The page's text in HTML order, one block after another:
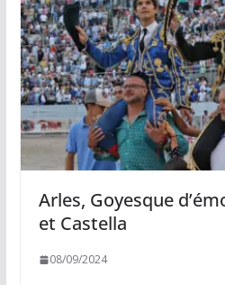
Arles, Goyesque
et Castella
08/09/2024